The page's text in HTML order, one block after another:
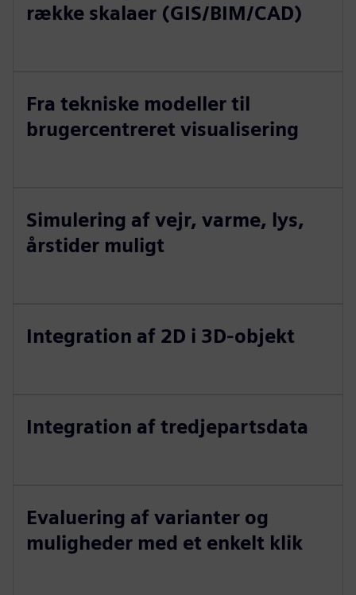
række skalaer (GIS/BIM/CAD)
Fra tekniske modeller til
brugercentreret visualisering
Simulering af vejr, varme, lys,
årstider muligt
Integration af 2D i 3D-objekt
Integration af tredjepartsdata
Evaluering af varianter og
muligheder med et enkelt klik